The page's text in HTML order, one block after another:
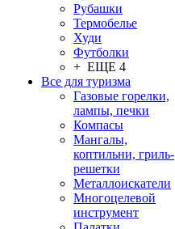
Рубашки
Термобелье
Худи
Футболки
+ ЕЩЕ 4
Все для туризма
Газовые горелки,
лампы, печки
Компасы
Мангалы,
коптильни, гриль-
решетки
Металлоискатели
Многоцелевой
инструмент